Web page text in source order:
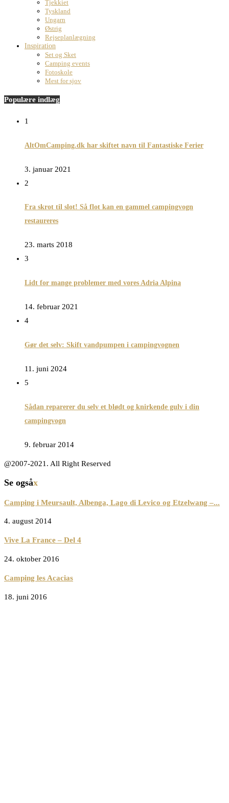
Tjekkiet
Tyskland
Ungarn
Østrig
Rejseplanlægning
Inspiration
Set og Sket
Camping events
Fotoskole
Mest for sjov
Populære indlæg
1
AltOmCamping.dk har skiftet navn til Fantastiske Ferier
3. januar 2021
2
Fra skrot til slot! Så flot kan en gammel campingvogn
restaureres
23. marts 2018
3
Lidt for mange problemer med vores Adria Alpina
14. februar 2021
4
Gør det selv: Skift vandpumpen i campingvognen
11. juni 2024
5
Sådan reparerer du selv et blødt og knirkende gulv i din
campingvogn
9. februar 2014
@2007-2021. All Right Reserved
Se ogsåx
Camping i Meursault, Albenga, Lago di Levico og Etzelwang –...
4. august 2014
Vive La France – Del 4
24. oktober 2016
Camping les Acacias
18. juni 2016